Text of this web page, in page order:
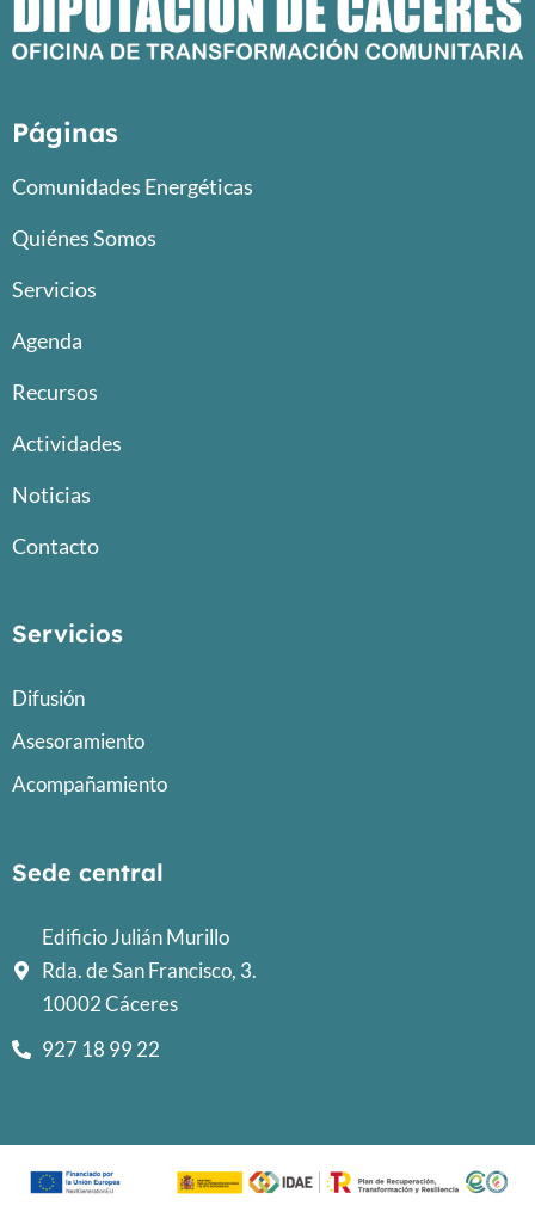
Páginas
Comunidades Energéticas
Quiénes Somos
Servicios
Agenda
Recursos
Actividades
Noticias
Contacto
Servicios
Difusión
Asesoramiento
Acompañamiento
Sede central
Edificio Julián Murillo
Rda. de San Francisco, 3.
10002 Cáceres
927 18 99 22